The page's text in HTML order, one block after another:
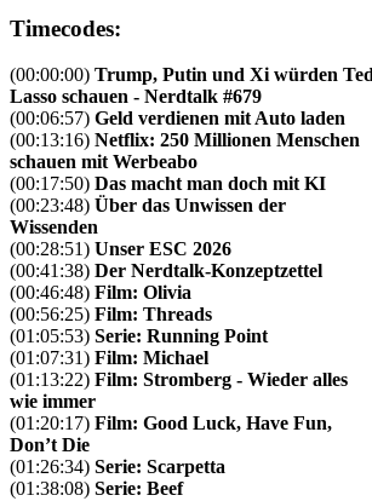
Timecodes:
(00:00:00) Trump, Putin und Xi würden Ted
Lasso schauen - Nerdtalk #679
(00:06:57) Geld verdienen mit Auto laden
(00:13:16) Netflix: 250 Millionen Menschen
schauen mit Werbeabo
(00:17:50) Das macht man doch mit KI
(00:23:48) Über das Unwissen der
Wissenden
(00:28:51) Unser ESC 2026
(00:41:38) Der Nerdtalk-Konzeptzettel
(00:46:48) Film: Olivia
(00:56:25) Film: Threads
(01:05:53) Serie: Running Point
(01:07:31) Film: Michael
(01:13:22) Film: Stromberg - Wieder alles
wie immer
(01:20:17) Film: Good Luck, Have Fun,
Don’t Die
(01:26:34) Serie: Scarpetta
(01:38:08) Serie: Beef